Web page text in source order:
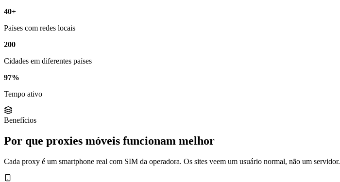
40+
Países com redes locais
200
Cidades em diferentes países
97%
Tempo ativo
Benefícios
Por que proxies móveis funcionam melhor
Cada proxy é um smartphone real com SIM da operadora. Os sites veem um usuário normal, não um servidor.